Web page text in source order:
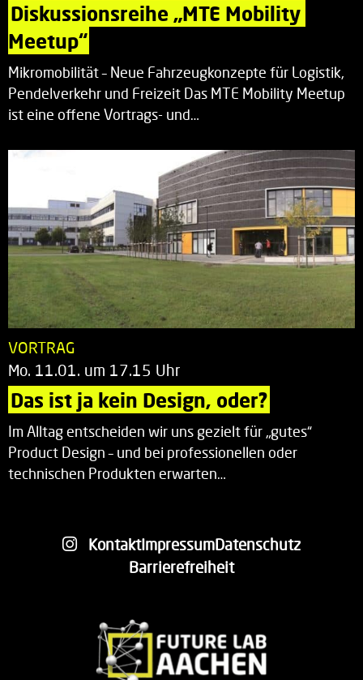
Diskussionsreihe „MTE Mobility
Meetup“
Mikromobilität – Neue Fahrzeugkonzepte für Logistik,
Pendelverkehr und Freizeit Das MTE Mobility Meetup
ist eine offene Vortrags- und…
VORTRAG
Mo. 11.01. um 17.15 Uhr
Das ist ja kein Design, oder?
Im Alltag entscheiden wir uns gezielt für „gutes“
Product Design – und bei professionellen oder
technischen Produkten erwarten…
KontaktImpressumDatenschutz
Barrierefreiheit